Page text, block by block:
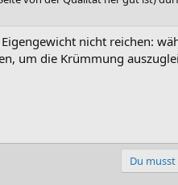
nicht reichen:
um die Krümmung
Du